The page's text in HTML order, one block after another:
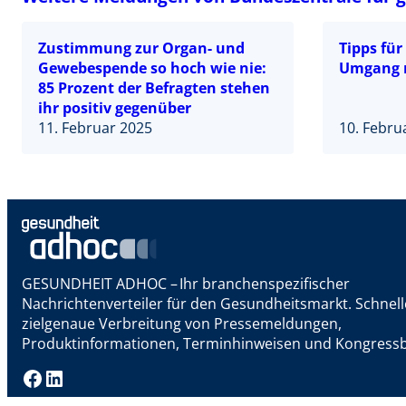
Zustimmung zur Organ- und
Gewebespende so hoch wie nie:
85 Prozent der Befragten stehen
ihr positiv gegenüber
11. Februar 2025
Tipps
10.
GESUNDHEIT ADHOC – Ihr branchenspezifischer
Nachrichtenverteiler für den Gesundheitsmarkt.
zielgenaue Verbreitung von Pressemeldungen,
Produktinformationen, Terminhinweisen und
Facebook LinkedIn